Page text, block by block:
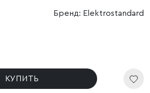
Бренд: Elektrostandard
КУПИТЬ